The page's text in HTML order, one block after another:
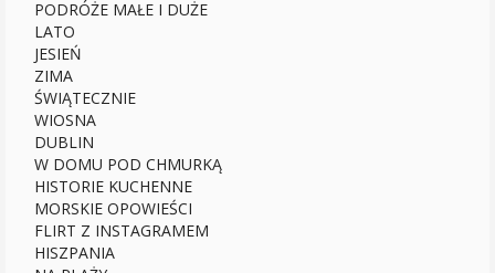
PODRÓŻE MAŁE I DUŻE
LATO
JESIEŃ
ZIMA
ŚWIĄTECZNIE
WIOSNA
DUBLIN
W DOMU POD CHMURKĄ
HISTORIE KUCHENNE
MORSKIE OPOWIEŚCI
FLIRT Z INSTAGRAMEM
HISZPANIA